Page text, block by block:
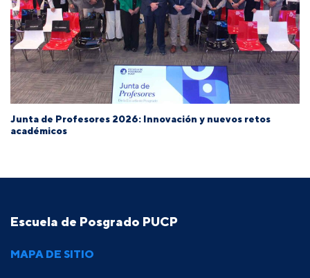
Junta de Profesores 2026: Innovación y nuevos retos
académicos
Escuela de Posgrado PUCP
MAPA DE SITIO